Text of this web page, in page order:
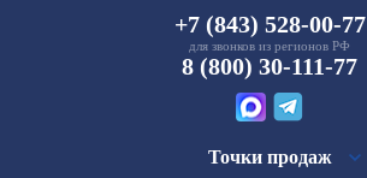
+7 (843) 528-00-77
для звонков из регионов РФ
8 (800) 30-111-77
Точки продаж